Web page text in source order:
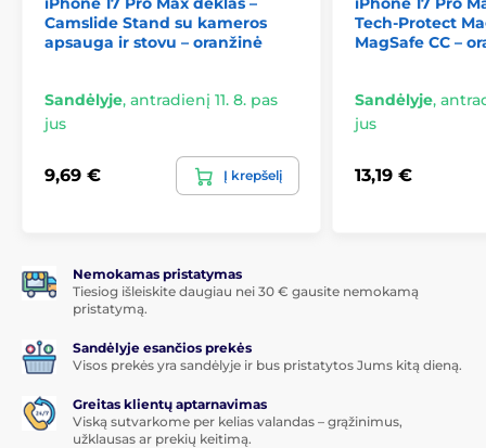
Lanksti išorinė danga
Permatomas galinis dangtelis
Camslide Stand su kameros
apsauga ir stovu – oranžinė
Sandėlyje, antradienį 11. 8. pas
jus
9,69 € Į krepšelį
Tech-Protect
MagSafe CC –
Sandėlyje,
jus
13,19 €
Nemokamas pristatymas
Tiesiog išleiskite daugiau nei 30 € gausite nemokamą
pristatymą.
Sandėlyje esančios prekės
Visos prekės yra sandėlyje ir bus pristatytos Jums kitą dieną.
Greitas klientų aptarnavimas
Viską sutvarkome per kelias valandas – grąžinimus,
užklausas ar prekių keitimą.